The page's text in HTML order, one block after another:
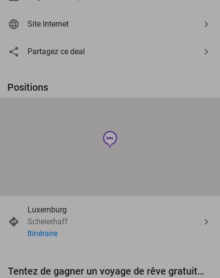
Site Internet
Partagez ce deal
Positions
hotel
Luxemburg
Scheierhaff
Itinéraire
Tentez de gagner un voyage de rêve gratuit d'une valeur de 3.000 € !